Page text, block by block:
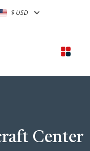
$ USD
Center